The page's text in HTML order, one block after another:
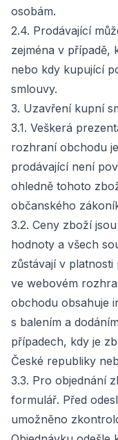
osobám.
2.4. Prodávající
zejména v případě,
nebo kdy kupující
smlouvy.
3. Uzavření kupní
3.1. Veškerá
rozhraní obchodu
prodávající není
ohledně tohoto
občanského
3.2. Ceny zboží
hodnoty a všech
zůstávají v
ve webovém
obchodu obsahuje
s balením a
případech, kdy je
České republiky
3.3. Pro objednání
formulář. Před
umožněno